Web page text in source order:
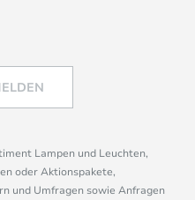
Lampen und Leuchten,
oder Aktionspakete,
und Umfragen sowie Anfragen